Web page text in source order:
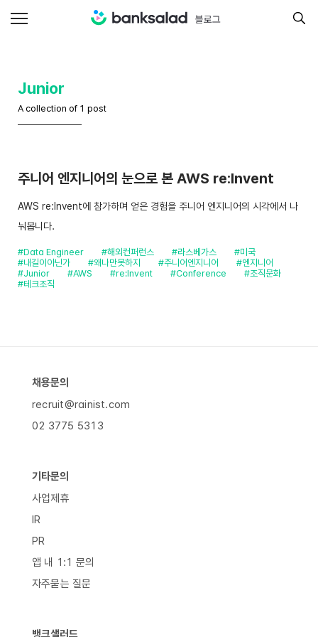
Junior
A collection of 1 post
주니어 엔지니어의 눈으로 본 AWS re:Invent
AWS re:Invent에 참가하며 얻은 경험을 주니어 엔지니어의 시각에서 나
눠봅니다.
#Data Engineer #해외컨퍼런스 #라스베가스
#미국
#내길이아닌가
#왜나만못하지 #주니어엔지니어
#엔지니어
#Junior
#AWS #re:Invent #Conference
#조직문화
#테크조직
채용문의
recruit@rainist.com
02 3775 5313
기타문의
사업제휴
IR
PR
앱 내 1:1 문의
자주묻는 질문
뱅크샐러드